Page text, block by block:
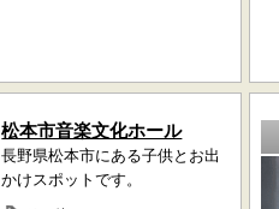
松本市音楽文化ホール
長野県松本市にある子供とお出
かけスポットです。